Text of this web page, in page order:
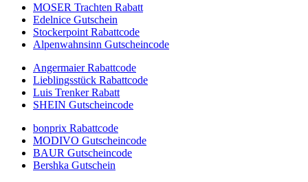
MOSER Trachten Rabatt
Edelnice Gutschein
Stockerpoint Rabattcode
Alpenwahnsinn Gutscheincode
Angermaier Rabattcode
Lieblingsstück Rabattcode
Luis Trenker Rabatt
SHEIN Gutscheincode
bonprix Rabattcode
MODIVO Gutscheincode
BAUR Gutscheincode
Bershka Gutschein